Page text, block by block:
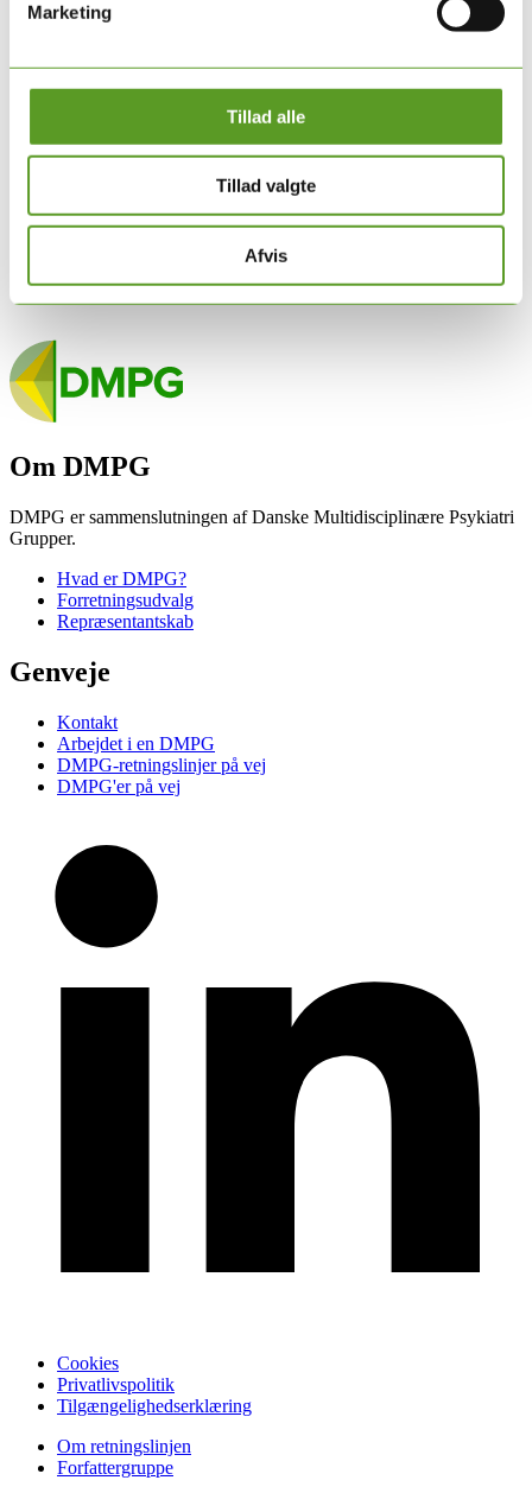
Marketing
Tillad alle
Tillad valgte
Afvis
Om DMPG
DMPG er sammenslutningen af Danske Multidisciplinære Psykiatri
Grupper.
Hvad er DMPG?
Forretningsudvalg
Repræsentantskab
Genveje
Kontakt
Arbejdet i en DMPG
DMPG-retningslinjer på vej
DMPG'er på vej
Cookies
Privatlivspolitik
Tilgængelighedserklæring
Om retningslinjen
Forfattergruppe